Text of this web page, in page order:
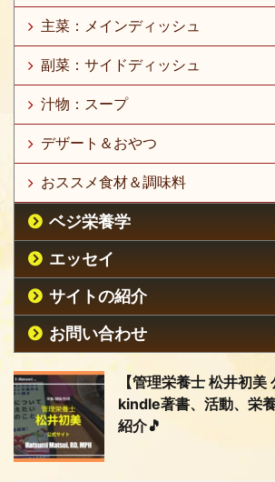
主菜：メインディッシュ
副菜：サイドディッシュ
汁物：スープ
デザート＆おやつ
おススメ食材＆調味料
ベジ栄養学
エッセイ
サイトの紹介
お問い合わせ
【管理栄養士 松井初美
kindle著書、活動、栄
紹介🎵